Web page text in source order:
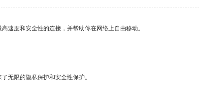
速度和安全性的连接，并帮助你在网络上自由移动。
无限的隐私保护和安全性保护。